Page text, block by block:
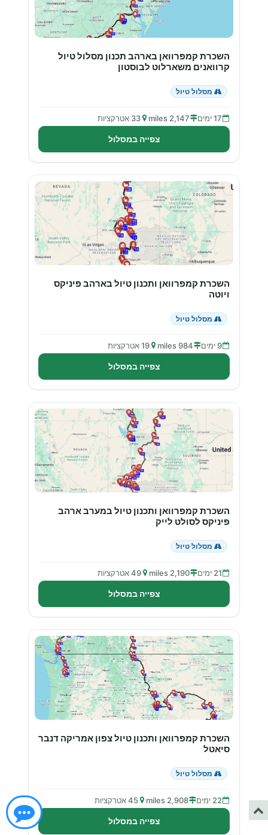
השכרת קמפרוואן בארהב תכנון מסלול טיול
קרוואנים משארלוט לבוסטון
מסלול טיול
17 ימים 2,147 miles 33 אטרקציות
צפייה במסלול
השכרת קמפרוואן ותכנון טיול בארהב פיניקס
ויוטה
מסלול טיול
9 ימים 984 miles 19 אטרקציות
צפייה במסלול
השכרת קמפרוואן ותכנון טיול במערב ארהב
פיניקס לסולט לייק
מסלול טיול
21 ימים 2,190 miles 49 אטרקציות
צפייה במסלול
השכרת קמפרוואן ותכנון טיול צפון אמריקה דנבר
סיאטל
מסלול טיול
22 ימים 2,908 miles 45 אטרקציות
צפייה במסלול